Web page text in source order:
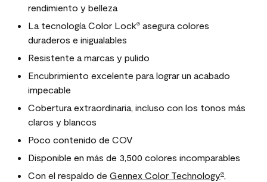
rendimiento y belleza
La tecnología Color Lock® asegura colores
duraderos e inigualables
Resistente a marcas y pulido
Encubrimiento excelente para lograr un acabado
impecable
Cobertura extraordinaria, incluso con los tonos más
claros y blancos
Poco contenido de COV
Disponible en más de 3,500 colores incomparables
Con el respaldo de Gennex Color Technology®,